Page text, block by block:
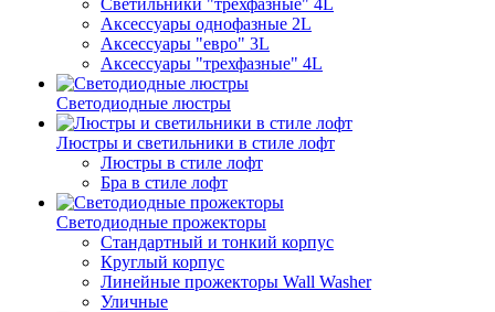
Светильники "трехфазные" 4L
Аксессуары однофазные 2L
Аксессуары "евро" 3L
Аксессуары "трехфазные" 4L
Светодиодные люстры
Люстры и светильники в стиле лофт
Люстры в стиле лофт
Бра в стиле лофт
Светодиодные прожекторы
Стандартный и тонкий корпус
Круглый корпус
Линейные прожекторы Wall Washer
Уличные